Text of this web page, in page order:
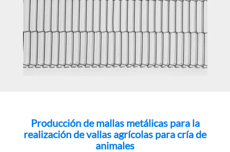
Producción de mallas metálicas para la
realización de vallas agrícolas para cría de
animales